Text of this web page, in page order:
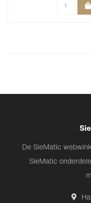
De SieMatic
SieMatic